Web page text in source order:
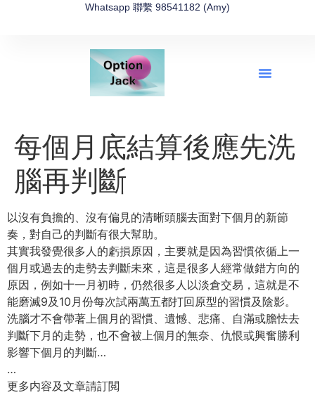
Whatsapp 聯繫 98541182 (Amy)
每個月底結算後應先洗
腦再判斷
以沒有負擔的、沒有偏見的清晰頭腦去面對下個月的新節
奏，對自己的判斷有很大幫助。
其實我發覺很多人的虧損原因，主要就是因為習慣依循上一
個月或過去的走勢去判斷未來，這是很多人經常做錯方向的
原因，例如十一月初時，仍然很多人以淡倉交易，這就是不
能磨滅9及10月份每次試兩萬五都打回原型的習慣及陰影。
洗腦才不會帶著上個月的習慣、遺憾、悲痛、自滿或膽怯去
判斷下月的走勢，也不會被上個月的無奈、仇恨或興奮勝利
影響下個月的判斷…
…
更多内容及文章請訂閲